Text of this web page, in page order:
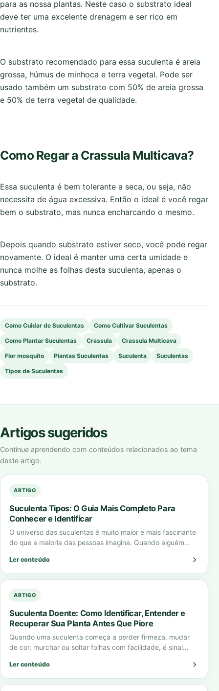
para as nossa plantas. Neste caso o substrato ideal
deve ter uma excelente drenagem e ser rico em
nutrientes.
O substrato recomendado para essa suculenta é areia
grossa, húmus de minhoca e terra vegetal. Pode ser
usado também um substrato com 50% de areia grossa
e 50% de terra vegetal de qualidade.
Como Regar a Crassula Multicava?
Essa suculenta é bem tolerante a seca, ou seja, não
necessita de água excessiva. Então o ideal é você regar
bem o substrato, mas nunca encharcando o mesmo.
Depois quando substrato estiver seco, você pode regar
novamente. O ideal é manter uma certa umidade e
nunca molhe as folhas desta suculenta, apenas o
substrato.
Como Cuidar de Suculentas Como Cultivar Suculentas
Como Plantar Suculentas Crassula Crassula Multicava
Flor mosquito Plantas Suculentas Suculenta Suculentas
Tipos de Suculentas
Artigos sugeridos
Continue aprendendo com conteúdos relacionados ao tema
deste artigo.
ARTIGO
Suculenta Tipos: O Guia Mais Completo Para
Conhecer e Identificar
O universo das suculentas é muito maior e mais fascinante
do que a maioria das pessoas imagina. Quando alguém
Ler conteúdo
ARTIGO
Suculenta Doente: Como Identificar, Entender e
Recuperar Sua Planta Antes Que Piore
Quando uma suculenta começa a perder firmeza, mudar
de cor, murchar ou soltar folhas com facilidade, é sinal
Ler conteúdo